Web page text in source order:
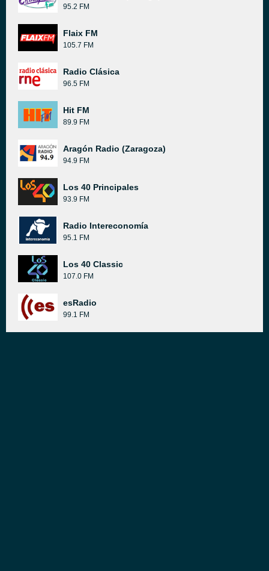
95.2 FM
Flaix FM
105.7 FM
Radio Clásica
96.5 FM
Hit FM
89.9 FM
Aragón Radio (Zaragoza)
94.9 FM
Los 40 Principales
93.9 FM
Radio Intereconomía
95.1 FM
Los 40 Classic
107.0 FM
esRadio
99.1 FM